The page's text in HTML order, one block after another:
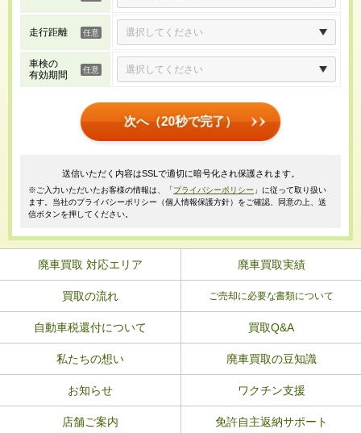
走行距離
車検の
有効期間
次へ（20秒で完了）
送信いただく内容はSSLで適切に暗号化され保護されます。
※ご入力いただいたお客様の情報は、「 プライバシーポリシー 」に従って取り扱い
ます。当社のプライバシーポリシー（個人情報保護方針）をご確認、同意の上、送
信ボタンを押してください。
廃車買取 対応エリア 廃車買取実績
買取の流れ ご売却に必要な書類について
自動車税還付について 買取Q&A
私たちの想い 廃車買取の豆知識
お知らせ ワクチン支援
店舗ご案内 免許自主返納サポート